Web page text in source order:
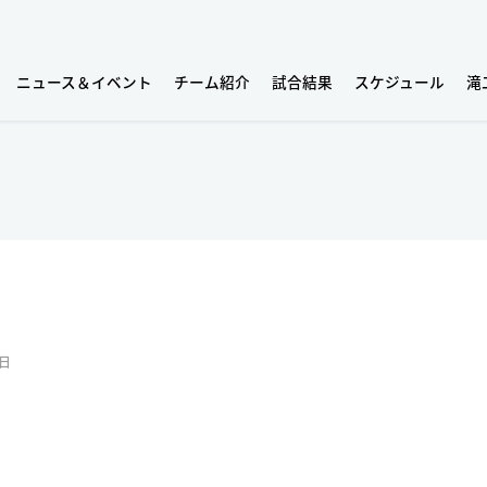
ニュース＆イベント チーム紹介 試合結果 スケジュール 滝